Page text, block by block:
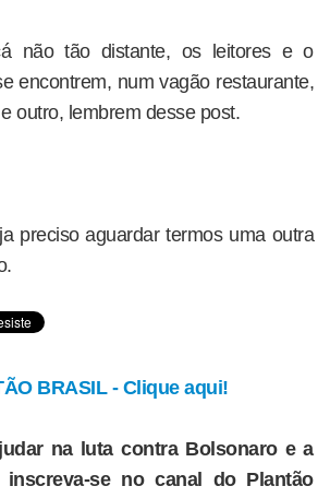
não tão distante, os leitores e o
encontrem, num vagão restaurante,
outro, lembrem desse post.
preciso aguardar termos uma outra
BRASIL - Clique aqui!
na luta contra Bolsonaro e a
inscreva-se no canal do Plantão